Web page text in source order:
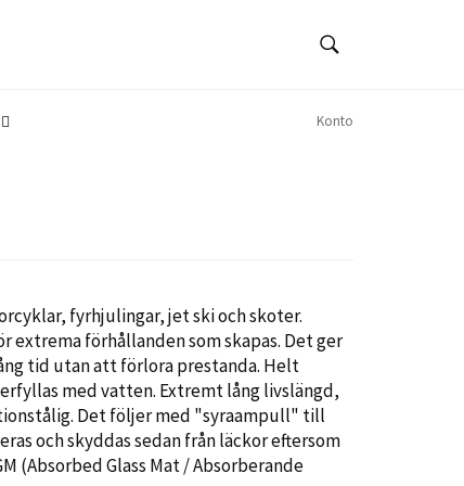
Konto
fyrhjulingar, jet ski och skoter.
extrema förhållanden som skapas. Det ger
tid utan att förlora prestanda. Helt
med vatten. Extremt lång livslängd,
Det följermed "syraampull" till
och skyddas sedan från läckor eftersom
(Absorbed Glass Mat / Absorberande